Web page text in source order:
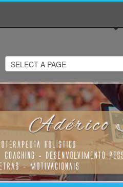
Visualizar Nova Venécia em um mapa maior